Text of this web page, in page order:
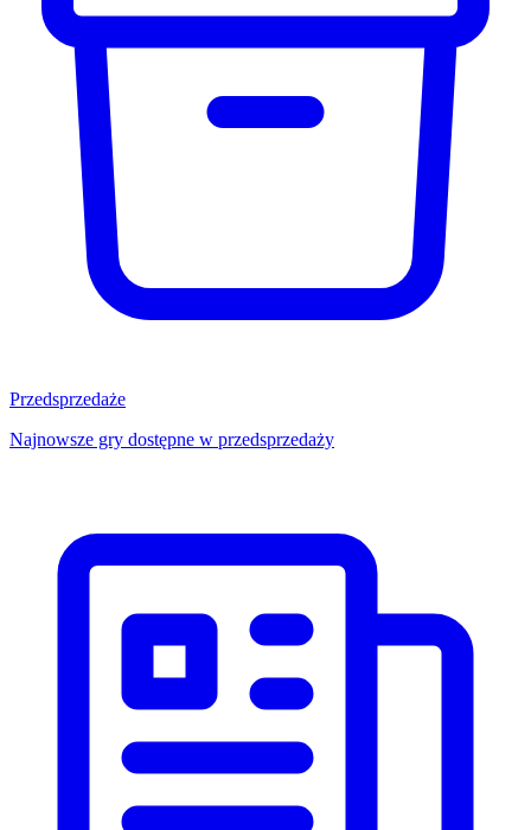
Przedsprzedaże
Najnowsze gry dostępne w przedsprzedaży